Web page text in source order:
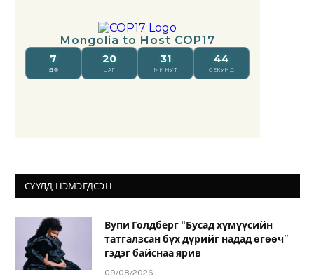
СҮҮЛД НЭМЭГДСЭН
Вупи Голдберг “Бусад хүмүүсийн
татгалзсан бүх дүрийг надад өгөөч”
гэдэг байснаа ярив
09/08/2026